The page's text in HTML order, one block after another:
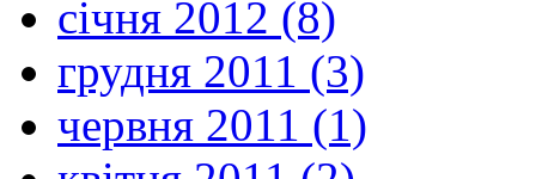
січня 2012 (8)
грудня 2011 (3)
червня 2011 (1)